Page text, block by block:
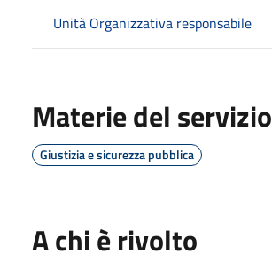
Unità Organizzativa responsabile
Materie del servizio
Giustizia e sicurezza pubblica
A chi è rivolto